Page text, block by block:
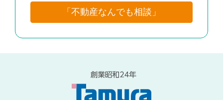
「不動産なんでも相談」